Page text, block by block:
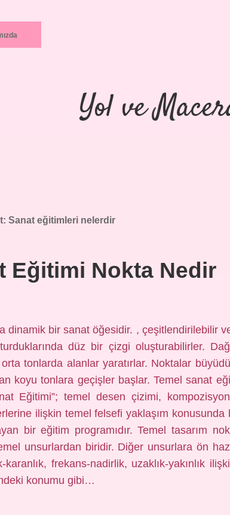
Yol ve
Sanat eğitimleri nelerdir
Eğitimi Nokta Nedir
dinamik bir sanat öğesidir. , çeşitlendirilebilir
düz bir çizgi oluşturabilirler.
orta tonlarda alanlar yaratırlar. Noktalar
koyu tonlara geçişler başlar. Temel sanat
Eğitimi”; temel desen çizimi,
ilişkin temel felsefi yaklaşım konusunda
bir eğitim programıdır. Temel tasarım
unsurlardan biridir. Diğer unsurlara ön
frekans-nadirlik, uzaklık-yakınlık
konumu gibi…